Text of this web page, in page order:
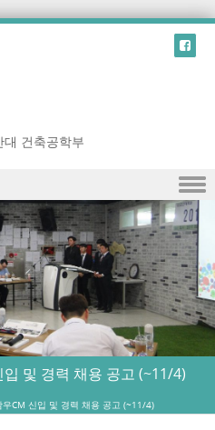
및 경력 채용 공고 (~11/4)
우CM 신입 및 경력 채용 공고 (~11/4)